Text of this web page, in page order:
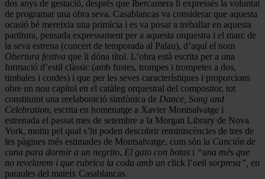
dos anys de gestació, després que Ibercamera li expressés la voluntat
de programar una obra seva. Casablancas va considerar que aquesta
ocasió bé mereixia una primícia i es va posar a treballar en aquesta
partitura, pensada expressament per a aquesta orquestra i el marc de
la seva estrena (concert de temporada al Palau), d’aquí el nom
Obertura festiva que li dóna títol. L’obra està escrita per a una
formació d’estil clàssic (amb fustes, trompes i trompetes a dos,
timbales i cordes) i que per les seves característiques i proporcions
obre un nou capítol en el catàleg orquestral del compositor, tot
constituint una reelaboració simfònica de Dance, Song and
Celebration, escrita en homenatge a Xavier Montsalvatge i
estrenada el passat mes de setembre a la Morgan Library de Nova
York, motiu pel qual s’hi poden descobrir reminiscències de tres de
les pàgines més estimades de Montsalvatge, com són la Canción de
cuna para dormir a un negrito, El gato con botas i “una més que
no revelarem i que rubrica la coda amb un click l’oeil sorpresa”, en
paraules del mateix Casablancas.